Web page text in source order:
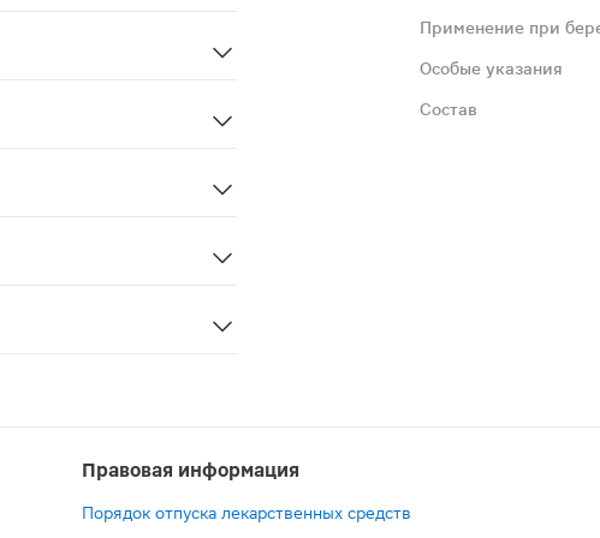
Применение при
Особые указания
Состав
Правовая информация
Порядок отпуска лекарственных средств